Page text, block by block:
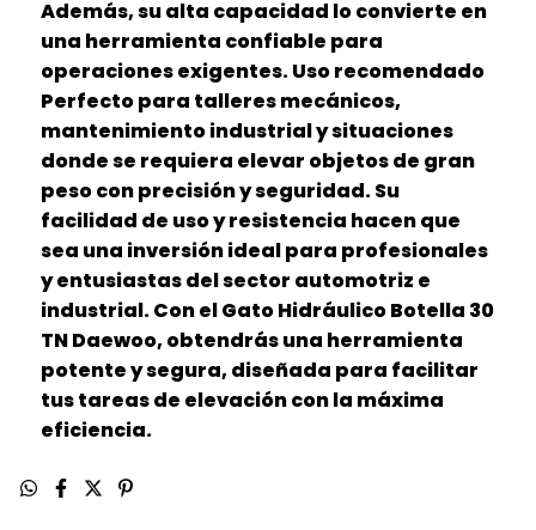
Además, su alta capacidad lo convierte en
una herramienta confiable para
operaciones exigentes. Uso recomendado
Perfecto para talleres mecánicos,
mantenimiento industrial y situaciones
donde se requiera elevar objetos de gran
peso con precisión y seguridad. Su
facilidad de uso y resistencia hacen que
sea una inversión ideal para profesionales
y entusiastas del sector automotriz e
industrial. Con el Gato Hidráulico Botella 30
TN Daewoo, obtendrás una herramienta
potente y segura, diseñada para facilitar
tus tareas de elevación con la máxima
eficiencia.